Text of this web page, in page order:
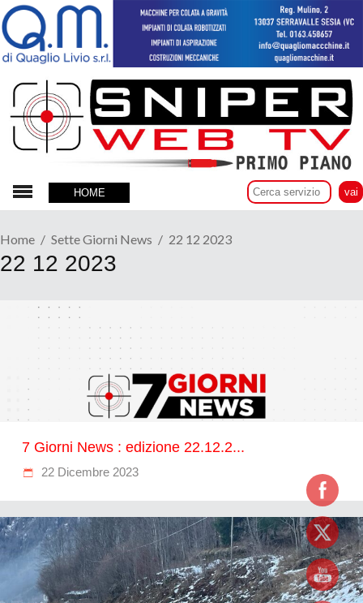
HOME
Home Sette Giorni News 22 12 2023
22 12 2023
7 Giorni News : edizione 22.12.2...
22 Dicembre 2023